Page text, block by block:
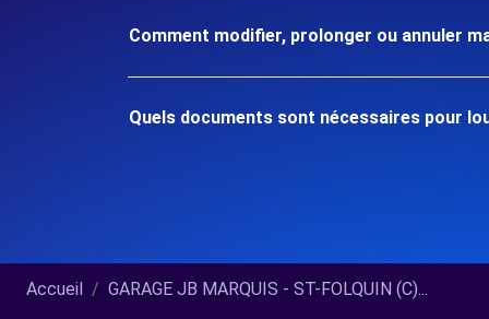
Comment modifier, prolonger ou annuler
Quels documents sont nécessaires pour
Accueil GARAGE JB MARQUIS - ST-FOLQUIN (C)...